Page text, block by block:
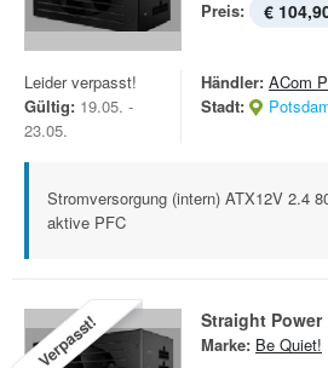
Preis: €
Leider verpasst!
Gültig: 19.05. -
23.05.
Händler: ACom
Stadt:
Stromversorgung (intern) ATX12V 2.4
aktive PFC
Verpasst! Straight Power
Marke: Be Quiet!